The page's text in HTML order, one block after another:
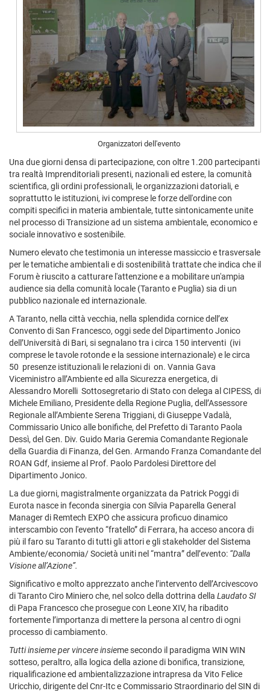
Organizzatori dell'evento
Una due giorni densa di partecipazione, con oltre 1.200 partecipanti
tra realtà Imprenditoriali presenti, nazionali ed estere, la comunità
scientifica, gli ordini professionali, le organizzazioni datoriali, e
soprattutto le istituzioni, ivi comprese le forze dell'ordine con
compiti specifici in materia ambientale, tutte sintonicamente unite
nel processo di Transizione ad un sistema ambientale, economico e
sociale innovativo e sostenibile.
Numero elevato che testimonia un interesse massiccio e trasversale
per le tematiche ambientali e di sostenibilità trattate che indica che il
Forum è riuscito a catturare l'attenzione e a mobilitare un'ampia
audience sia della comunità locale (Taranto e Puglia) sia di un
pubblico nazionale ed internazionale.
A Taranto, nella città vecchia, nella splendida cornice dell’ex
Convento di San Francesco, oggi sede del Dipartimento Jonico
dell’Università di Bari, si segnalano tra i circa 150 interventi (ivi
comprese le tavole rotonde e la sessione internazionale) e le circa
50 presenze istituzionali le relazioni di on. Vannia Gava
Viceministro all’Ambiente ed alla Sicurezza energetica, di
Alessandro Morelli Sottosegretario di Stato con delega al CIPESS, di
Michele Emiliano, Presidente della Regione Puglia, dell’Assessore
Regionale all’Ambiente Serena Triggiani, di Giuseppe Vadalà,
Commissario Unico alle bonifiche, del Prefetto di Taranto Paola
Dessì, del Gen. Div. Guido Maria Geremia Comandante Regionale
della Guardia di Finanza, del Gen. Armando Franza Comandante del
ROAN Gdf, insieme al Prof. Paolo Pardolesi Direttore del
Dipartimento Jonico.
La due giorni, magistralmente organizzata da Patrick Poggi di
Eurota nasce in feconda sinergia con Silvia Paparella General
Manager di Remtech EXPO che assicura proficuo dinamico
interscambio con l'evento “fratello” di Ferrara, ha acceso ancora di
più il faro su Taranto di tutti gli attori e gli stakeholder del Sistema
Ambiente/economia/ Società uniti nel “mantra” dell’evento: “Dalla
Visione all’Azione”.
Significativo e molto apprezzato anche l’intervento dell’Arcivescovo
di Taranto Ciro Miniero che, nel solco della dottrina della Laudato SI
di Papa Francesco che prosegue con Leone XIV, ha ribadito
fortemente l’importanza di mettere la persona al centro di ogni
processo di cambiamento.
Tutti insieme per vincere insieme secondo il paradigma WIN WIN
sotteso, peraltro, alla logica della azione di bonifica, transizione,
riqualificazione ed ambientalizzazione intrapresa da Vito Felice
Uricchio, dirigente del Cnr-Itc eCommissario Straordinario del SIN di